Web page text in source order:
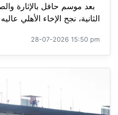
بعد موسم حافل بالإثارة
الثانية، نجح الإخاء الأهلي
28-07-2026 15:50 pm